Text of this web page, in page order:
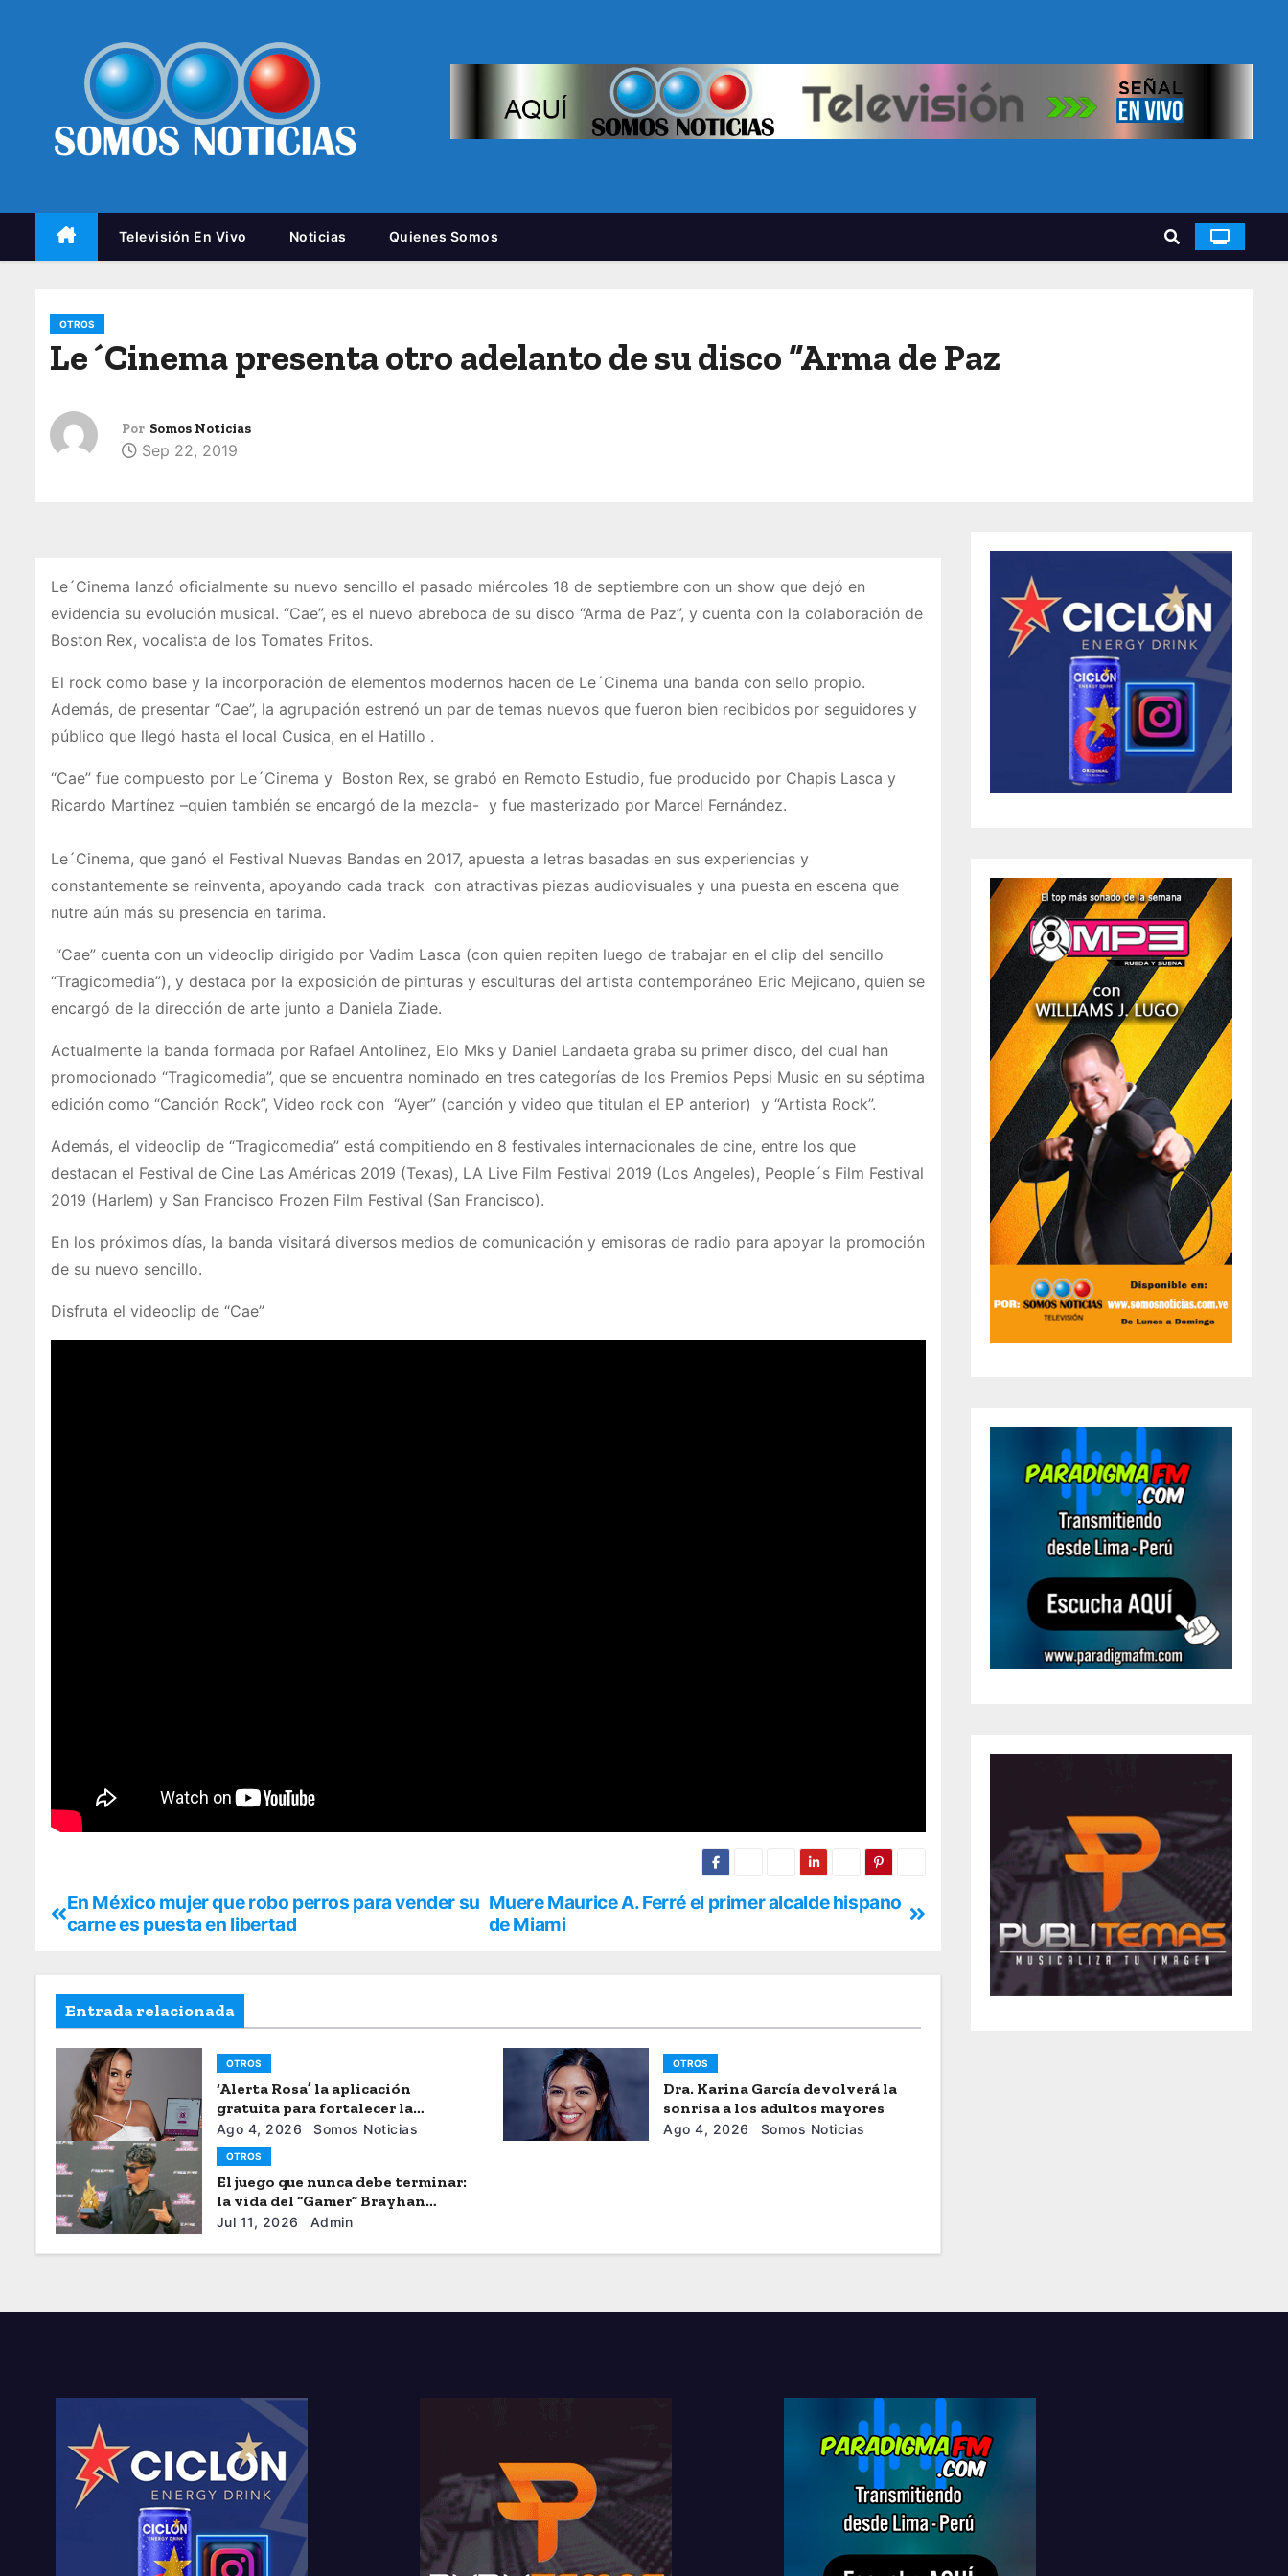
Televisión En Vivo Noticias Quienes Somos
OTROS
Le´Cinema presenta otro adelanto de su disco “Arma de Paz
Por Somos Noticias
Sep 22, 2019
Le´Cinema lanzó oficialmente su nuevo sencillo el pasado miércoles 18 de septiembre con un show que dejó en
evidencia su evolución musical. “Cae”, es el nuevo abreboca de su disco “Arma de Paz”, y cuenta con la colaboración de
Boston Rex, vocalista de los Tomates Fritos.
El rock como base y la incorporación de elementos modernos hacen de Le´Cinema una banda con sello propio.
Además, de presentar “Cae”, la agrupación estrenó un par de temas nuevos que fueron bien recibidos por seguidores y
público que llegó hasta el local Cusica, en el Hatillo .
“Cae” fue compuesto por Le´Cinema y Boston Rex, se grabó en Remoto Estudio, fue producido por Chapis Lasca y
Ricardo Martínez –quien también se encargó de la mezcla- y fue masterizado por Marcel Fernández.
Le´Cinema, que ganó el Festival Nuevas Bandas en 2017, apuesta a letras basadas en sus experiencias y
constantemente se reinventa, apoyando cada track con atractivas piezas audiovisuales y una puesta en escena que
nutre aún más su presencia en tarima.
“Cae” cuenta con un videoclip dirigido por Vadim Lasca (con quien repiten luego de trabajar en el clip del sencillo
“Tragicomedia”), y destaca por la exposición de pinturas y esculturas del artista contemporáneo Eric Mejicano, quien se
encargó de la dirección de arte junto a Daniela Ziade.
Actualmente la banda formada por Rafael Antolinez, Elo Mks y Daniel Landaeta graba su primer disco, del cual han
promocionado “Tragicomedia”, que se encuentra nominado en tres categorías de los Premios Pepsi Music en su séptima
edición como “Canción Rock”, Video rock con “Ayer” (canción y video que titulan el EP anterior) y “Artista Rock”.
Además, el videoclip de “Tragicomedia” está compitiendo en 8 festivales internacionales de cine, entre los que
destacan el Festival de Cine Las Américas 2019 (Texas), LA Live Film Festival 2019 (Los Angeles), People´s Film Festival
2019 (Harlem) y San Francisco Frozen Film Festival (San Francisco).
En los próximos días, la banda visitará diversos medios de comunicación y emisoras de radio para apoyar la promoción
de su nuevo sencillo.
Disfruta el videoclip de “Cae”
Muere Maurice A. Ferré el primer alcalde hispano
de Miami
En México mujer que robo perros para vender su
carne es puesta en libertad
Entrada relacionada
OTROS
‘Alerta Rosa’ la aplicación
gratuita para fortalecer la
seguiridad de las mujeres
Ago 4, 2026 Somos Noticias
OTROS
Dra. Karina García devolverá la
sonrisa a los adultos mayores
Ago 4, 2026 Somos Noticias
OTROS
El juego que nunca debe terminar:
la vida del “Gamer” Brayhan
Crazzy
Jul 11, 2026 Admin